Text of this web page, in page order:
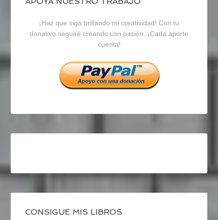
blogrecursosep
en
Facebook
recursosep
en
Twitter
recursosep
en
Instagram
¡Haz que siga brillando mi creatividad! Con tu
donativo seguiré creando con pasión. ¡Cada aporte
cuenta!
CONSIGUE MIS LIBROS